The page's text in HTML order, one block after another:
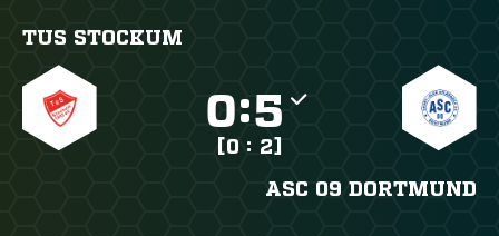
TUS STOCKUM
:
[0 : 2]
ASC 09 DORTMUND